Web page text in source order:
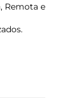
Remota e